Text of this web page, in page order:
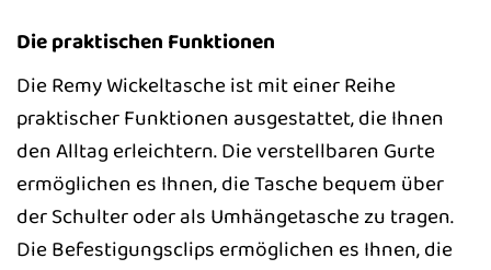
Die praktischen Funktionen
Die Remy Wickeltasche ist mit einer Reihe
praktischer Funktionen ausgestattet, die Ihnen
den Alltag erleichtern. Die verstellbaren Gurte
ermöglichen es Ihnen, die Tasche bequem über
der Schulter oder als Umhängetasche zu tragen.
Die Befestigungsclips ermöglichen es Ihnen, die